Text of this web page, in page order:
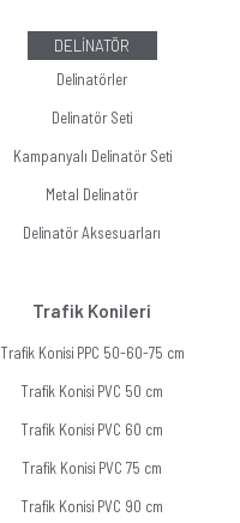
DELİNATÖR
Delinatörler
Delinatör Seti
Kampanyalı Delinatör Seti
Metal Delinatör
Delinatör Aksesuarları
Trafik Konileri
Trafik Konisi PPC 50-60-75 cm
Trafik Konisi PVC 50 cm
Trafik Konisi PVC 60 cm
Trafik Konisi PVC 75 cm
Trafik Konisi PVC 90 cm